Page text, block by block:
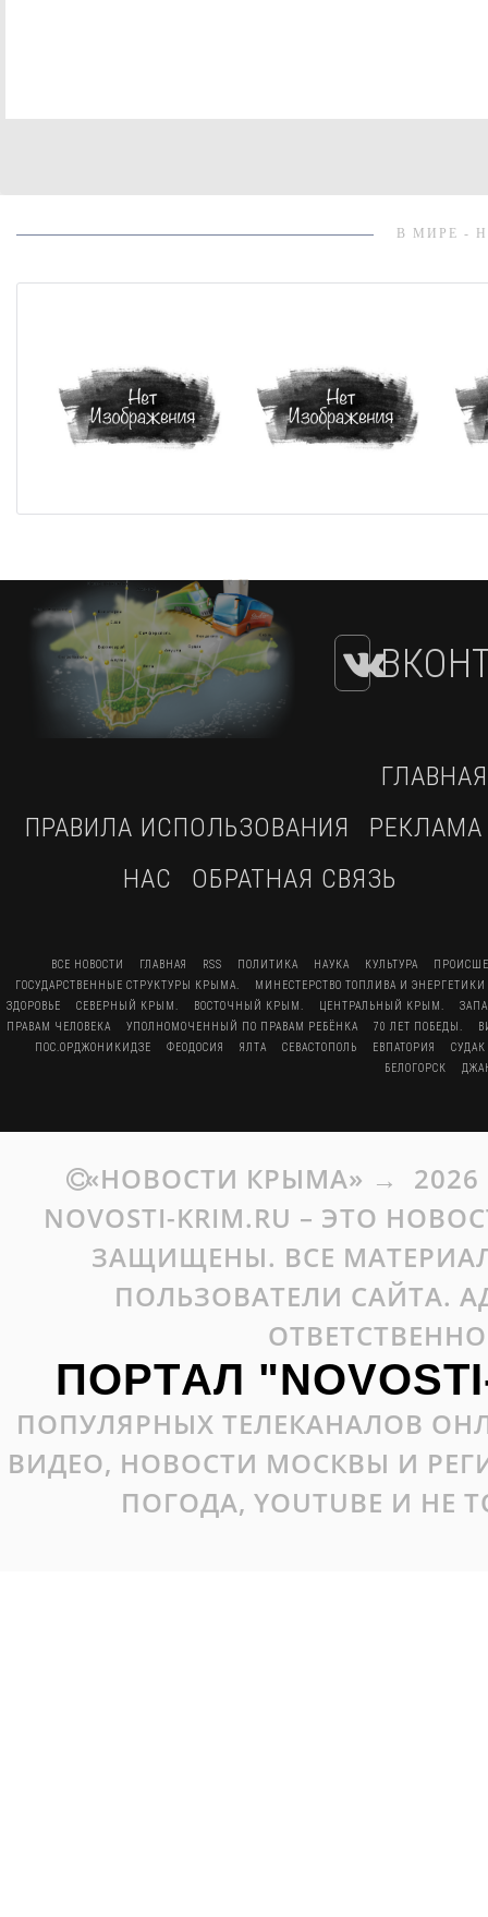
В МИРЕ -
ГЛАВНАЯ
ПРАВИЛА ИСПОЛЬЗОВАНИЯ
РЕКЛАМА
НАС
ОБРАТНАЯ СВЯЗЬ
ВСЕ НОВОСТИ ГЛАВНАЯ RSS ПОЛИТИКА НАУКА КУЛЬТУРА
ГОСУДАРСТВЕННЫЕ СТРУКТУРЫ КРЫМА.
МИНЕСТЕРСТВО ТОПЛИВА И
ЗДОРОВЬЕ
СЕВЕРНЫЙ КРЫМ. ВОСТОЧНЫЙ КРЫМ. ЦЕНТРАЛЬНЫЙ КРЫМ.
ПРАВАМ ЧЕЛОВЕКА
УПОЛНОМОЧЕННЫЙ ПО ПРАВАМ РЕБЁНКА 70 ЛЕТ ПОБЕДЫ.
ПОС.ОРДЖОНИКИДЗЕ
ФЕОДОСИЯ ЯЛТА СЕВАСТОПОЛЬ ЕВПАТОРИЯ
СУДАК
БЕЛОГОРСК
«НОВОСТИ КРЫМА» → 2026
NOVOSTI-KRIM.RU – ЭТО
ЗАЩИЩЕНЫ. ВСЕ
ПОЛЬЗОВАТЕЛИ САЙТА.
ПОРТАЛ
ПОПУЛЯРНЫХ ТЕЛЕКАНАЛОВ
ВИДЕО, НОВОСТИ МОСКВЫ И
ПОГОДА, YOUTUBE И